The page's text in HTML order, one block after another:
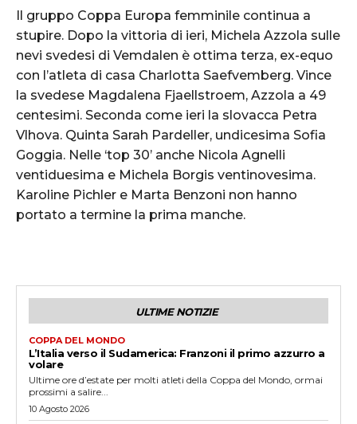
Il gruppo Coppa Europa femminile continua a
stupire. Dopo la vittoria di ieri, Michela Azzola sulle
nevi svedesi di Vemdalen è ottima terza, ex-equo
con l’atleta di casa Charlotta Saefvemberg. Vince
la svedese Magdalena Fjaellstroem, Azzola a 49
centesimi. Seconda come ieri la slovacca Petra
Vlhova. Quinta Sarah Pardeller, undicesima Sofia
Goggia. Nelle ‘top 30’ anche Nicola Agnelli
ventiduesima e Michela Borgis ventinovesima.
Karoline Pichler e Marta Benzoni non hanno
portato a termine la prima manche.
ULTIME NOTIZIE
COPPA DEL MONDO
L’Italia verso il Sudamerica: Franzoni il primo azzurro a
volare
Ultime ore d’estate per molti atleti della Coppa del Mondo, ormai
prossimi a salire...
10 Agosto 2026